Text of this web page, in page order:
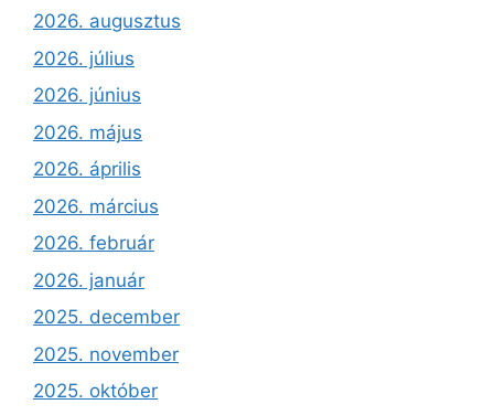
2026. augusztus
2026. július
2026. június
2026. május
2026. április
2026. március
2026. február
2026. január
2025. december
2025. november
2025. október